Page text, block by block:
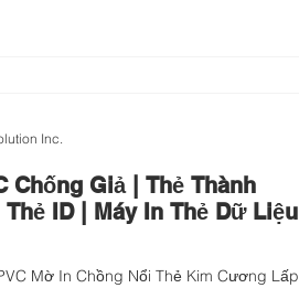
Chống Giả | Thẻ Thành
Thẻ ID | Máy In Thẻ Dữ Liệu
Mờ In Chồng Nổi Thẻ Kim Cương Lấp
Inc.